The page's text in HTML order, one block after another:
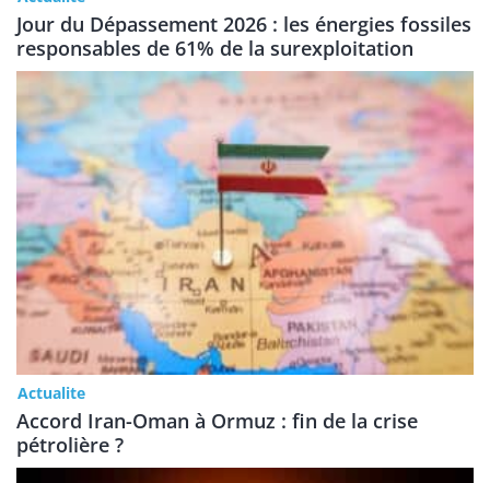
Jour du Dépassement 2026 : les énergies fossiles
responsables de 61% de la surexploitation
Actualite
Accord Iran-Oman à Ormuz : fin de la crise
pétrolière ?